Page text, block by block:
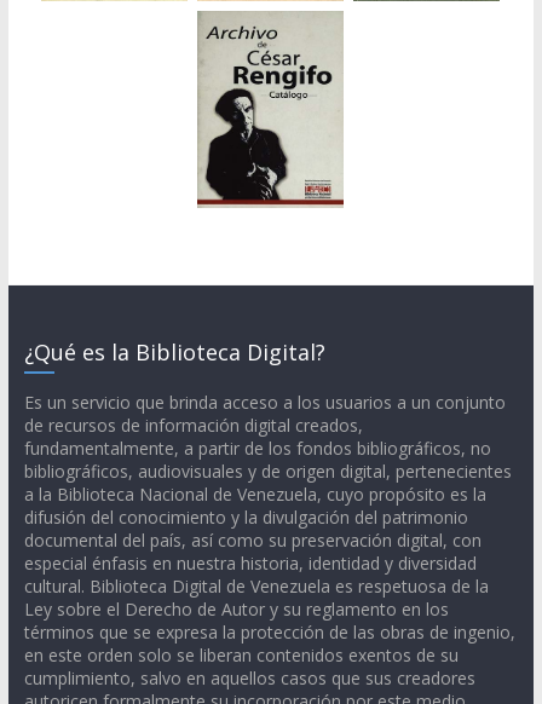
¿Qué es la Biblioteca Digital?
Es un servicio que brinda acceso a los usuarios a un conjunto
de recursos de información digital creados,
fundamentalmente, a partir de los fondos bibliográficos, no
bibliográficos, audiovisuales y de origen digital, pertenecientes
a la Biblioteca Nacional de Venezuela, cuyo propósito es la
difusión del conocimiento y la divulgación del patrimonio
documental del país, así como su preservación digital, con
especial énfasis en nuestra historia, identidad y diversidad
cultural. Biblioteca Digital de Venezuela es respetuosa de la
Ley sobre el Derecho de Autor y su reglamento en los
términos que se expresa la protección de las obras de ingenio,
en este orden solo se liberan contenidos exentos de su
cumplimiento, salvo en aquellos casos que sus creadores